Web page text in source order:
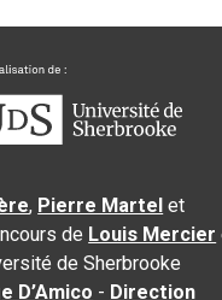
, Pierre Martel et
de Louis Mercier
de Sherbrooke
D’Amico - Direction